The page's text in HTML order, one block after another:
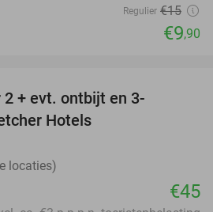
Regulier €15
€9,90
+ evt. ontbijt en 3-
Hotels
locaties)
€45